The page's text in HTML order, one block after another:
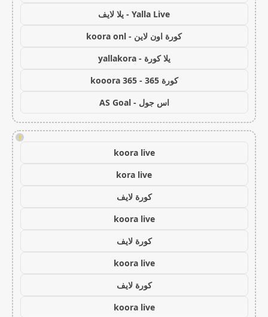
Yalla Live - يلا لايف
كورة اون لاين - koora onl
يلا كورة - yallakora
كورة 365 - kooora 365
اس جول - AS Goal
!
koora live
kora live
كورة لايف
koora live
كورة لايف
koora live
كورة لايف
koora live